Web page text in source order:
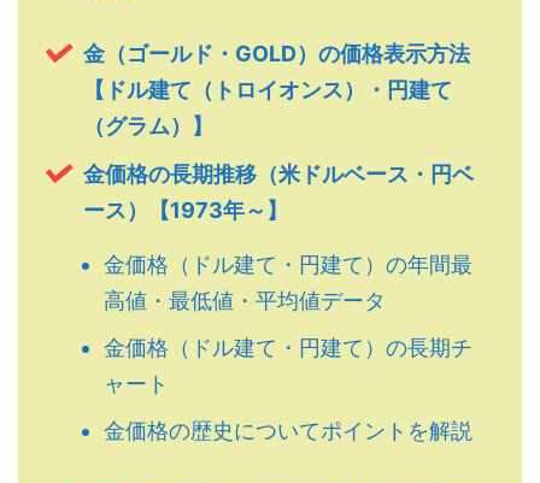
金（ゴールド・GOLD）の価格表示方法
【ドル建て（トロイオンス）・円建て
（グラム）】
金価格の長期推移（米ドルベース・円ベ
ース）【1973年～】
金価格（ドル建て・円建て）の年間最
高値・最低値・平均値データ
金価格（ドル建て・円建て）の長期チ
ャート
金価格の歴史についてポイントを解説